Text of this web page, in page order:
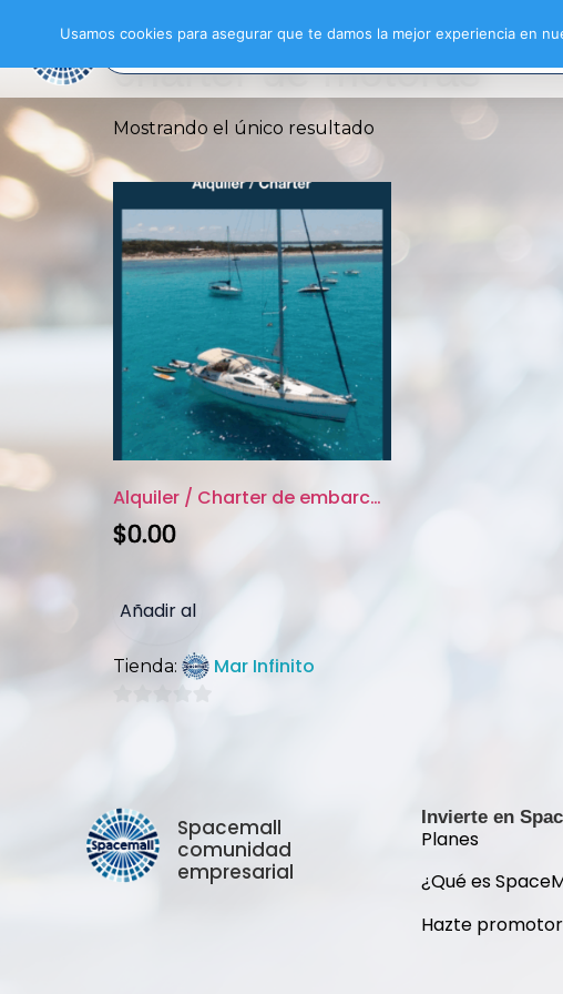
charter de motoras
Mostrando el único resultado
Alquiler / Charter de embarcac...
$0.00
Añadir al
carrito
Tienda: Mar Infinito
Spacemall
comunidad
empresarial
Invierte en
Planes
¿Qué es
Hazte promotor
Usamos cookies para asegurar que te damos la mejor experiencia en